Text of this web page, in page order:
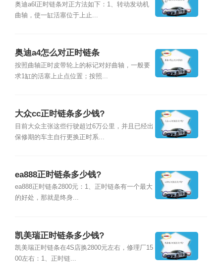
奥迪a6l正时链条对正方法如下：1、转动发动机
曲轴，使一缸活塞位于上止...
奥迪a4怎么对正时链条
按照曲轴正时皮带轮上的标记对好曲轴，一般要
求1缸的活塞上止点位置；按照...
大众cc正时链条多少钱?
目前大众主张这些行驶超过6万公里，并且已经出
保修期的车主自行更换正时系...
ea888正时链条多少钱?
ea888正时链条2800元：1、正时链条有一个最大
的好处，那就是终身...
凯美瑞正时链条多少钱?
凯美瑞正时链条在4S店换2800元左右，修理厂15
00左右：1、正时链...